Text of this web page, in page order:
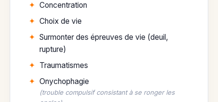
Concentration
Choix de vie
Surmonter des épreuves de vie (deuil,
rupture)
Traumatismes
Onychophagie
(trouble compulsif consistant à se ronger les